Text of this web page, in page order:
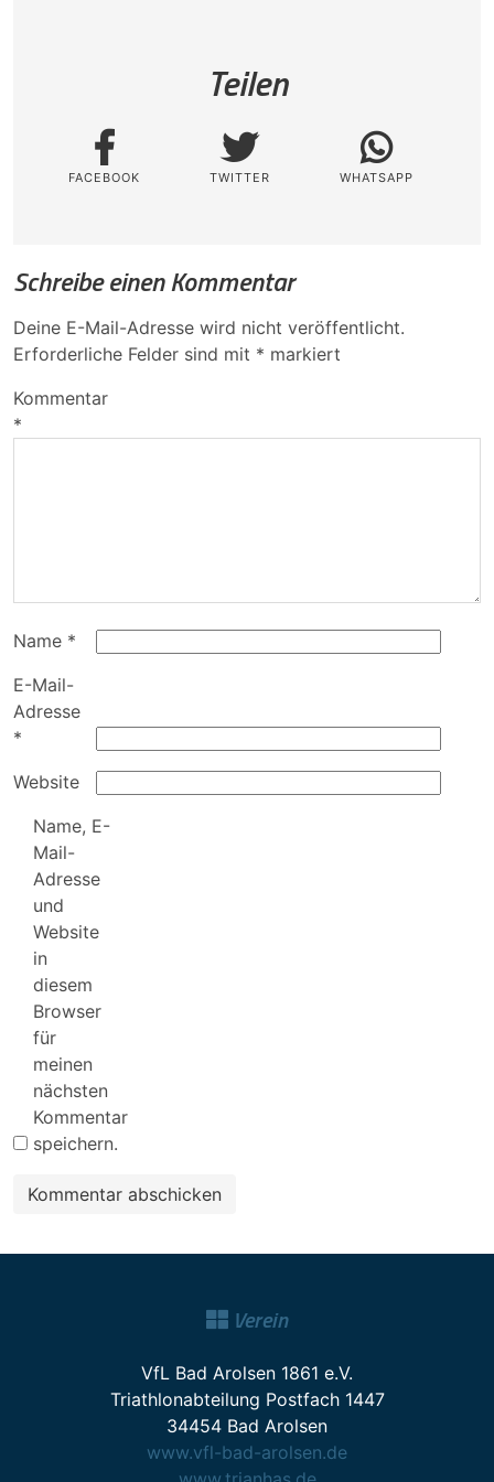
Teilen
FACEBOOK TWITTER WHATSAPP
Schreibe einen Kommentar
Deine E-Mail-Adresse wird nicht veröffentlicht.
Erforderliche Felder sind mit * markiert
Kommentar
*
Name *
E-Mail-
Adresse
*
Website
Name, E-
Mail-
Adresse
und
Website
in
diesem
Browser
für
meinen
nächsten
Kommentar
speichern.
Verein
VfL Bad Arolsen 1861 e.V.
Triathlonabteilung Postfach 1447
34454 Bad Arolsen
www.vfl-bad-arolsen.de